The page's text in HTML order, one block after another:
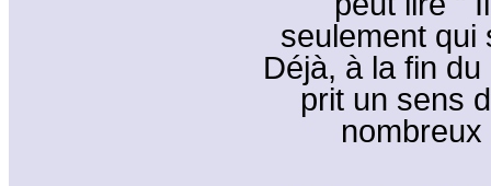
seulement qui
Déjà, à la fin
prit un sens